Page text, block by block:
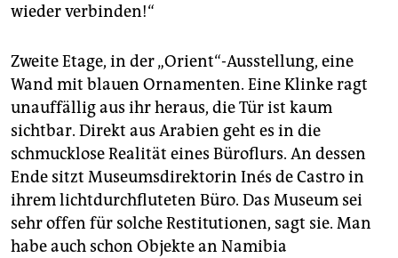
wieder verbinden!“
Zweite Etage, in der „Orient“-Ausstellung, eine
Wand mit blauen Ornamenten. Eine Klinke ragt
unauffällig aus ihr heraus, die Tür ist kaum
sichtbar. Direkt aus Arabien geht es in die
schmucklose Realität eines Büroflurs. An dessen
Ende sitzt Museumsdirektorin Inés de Castro in
ihrem lichtdurchfluteten Büro. Das Museum sei
sehr offen für solche Restitutionen, sagt sie. Man
habe auch schon Objekte an Namibia